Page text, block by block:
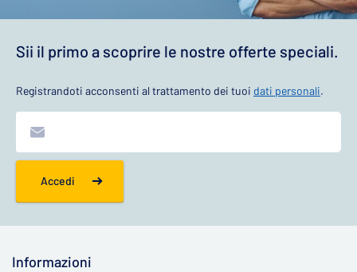
Sii il primo a scoprire le nostre offerte speciali.
Registrandoti acconsenti al trattamento dei tuoi dati personali.
Accedi
Informazioni